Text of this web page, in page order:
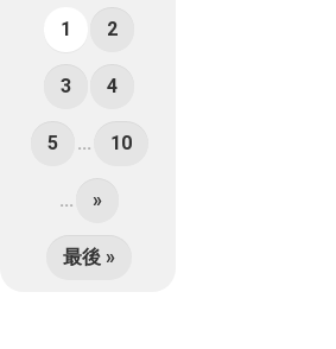
1 2
3 4
5 ... 10
... »
最後 »